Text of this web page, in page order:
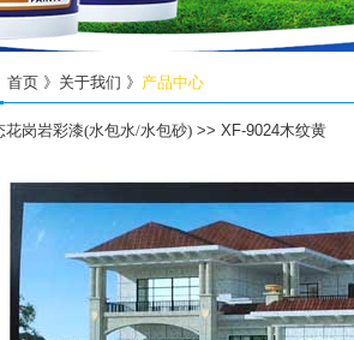
页 》关于我们 》 产品中心
花岗岩彩漆(水包水/水包砂) >> XF-9024木纹黄